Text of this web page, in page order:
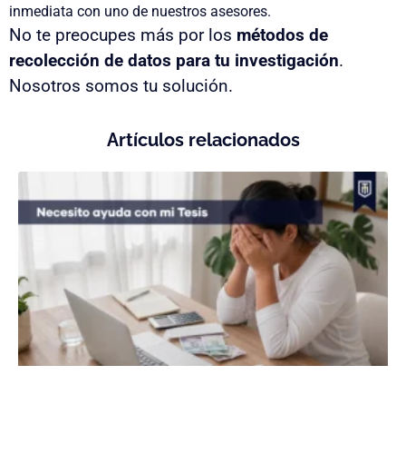
inmediata con uno de nuestros asesores.
No te preocupes más por los métodos de
recolección de datos para tu investigación.
Nosotros somos tu solución.
Artículos relacionados